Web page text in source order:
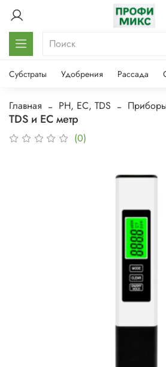
Субстраты Удобрения Рассада
Главная PH, EC, TDS
TDS и EC метр
(0)